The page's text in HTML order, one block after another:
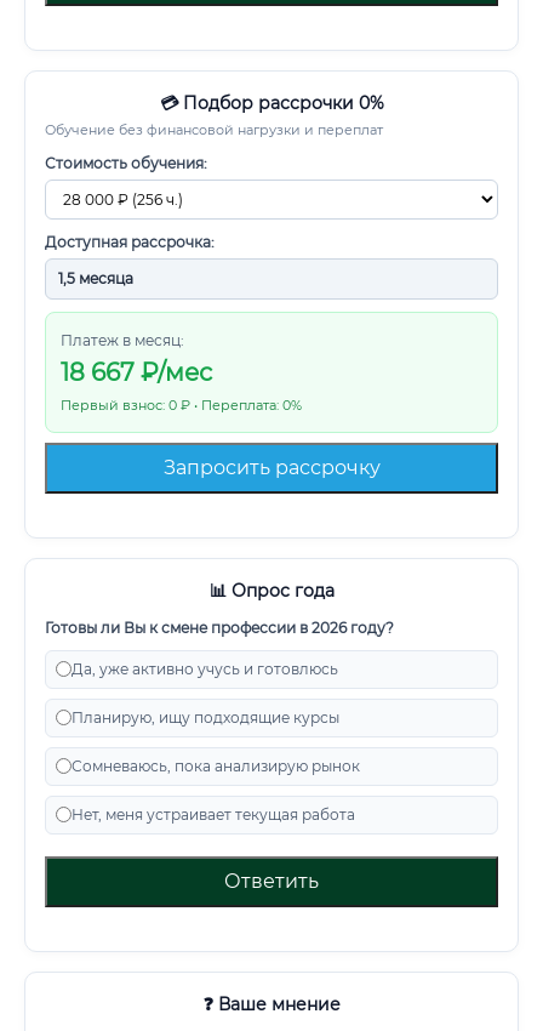
💳 Подбор рассрочки 0%
Обучение без финансовой нагрузки и переплат
Стоимость обучения:
Доступная рассрочка:
Платеж в месяц:
18 667 ₽/мес
Первый взнос: 0 ₽ • Переплата: 0%
Запросить рассрочку
📊 Опрос года
Готовы ли Вы к смене профессии в 2026 году?
Да, уже активно учусь и готовлюсь
Планирую, ищу подходящие курсы
Сомневаюсь, пока анализирую рынок
Нет, меня устраивает текущая работа
Ответить
❓ Ваше мнение